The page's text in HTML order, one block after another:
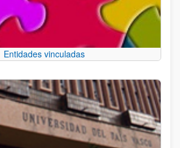
Entidades vinculadas